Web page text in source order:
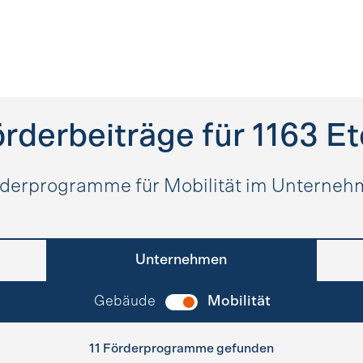
für 1163
für Mobilität im
Unternehmen
Gebäude Mobilität
11 Förderprogramme gefunden